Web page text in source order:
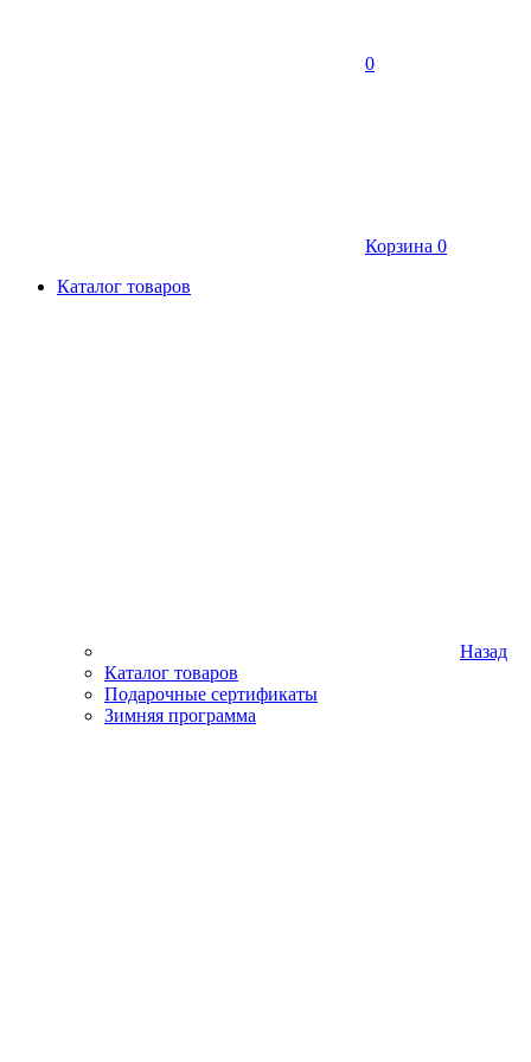
0
Корзина 0
Каталог товаров
Назад
Каталог товаров
Подарочные сертификаты
Зимняя программа